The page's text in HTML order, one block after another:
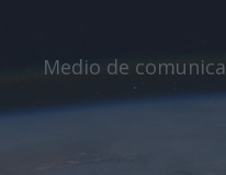
Medio de